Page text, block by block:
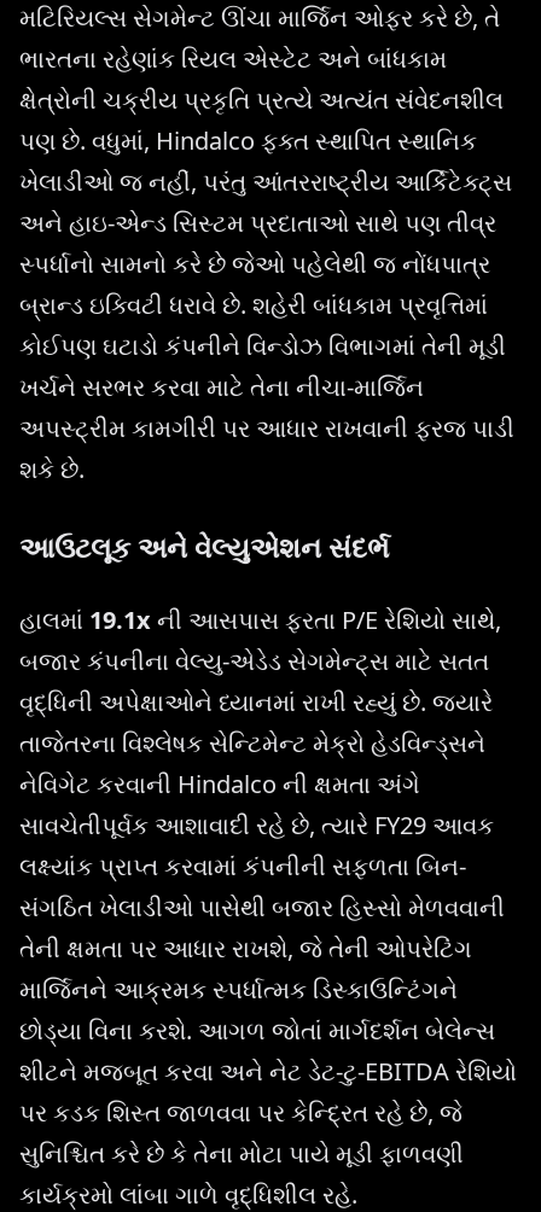
મટિરિયલ્સ સેગમેન્ટ ઊંચા માર્જિન ઓફર કરે છે, તે
ભારતના રહેણાંક રિયલ એસ્ટેટ અને બાંધકામ
ક્ષેત્રોની ચક્રીય પ્રકૃતિ પ્રત્યે અત્યંત સંવેદનશીલ
પણ છે. વધુમાં, Hindalco ફક્ત સ્થાપિત સ્થાનિક
ખેલાડીઓ જ નહીં, પરંતુ આંતરરાષ્ટ્રીય આર્કિટેક્ટ્સ
અને હાઇ-એન્ડ સિસ્ટમ પ્રદાતાઓ સાથે પણ તીવ્ર
સ્પર્ધાનો સામનો કરે છે જેઓ પહેલેથી જ નોંધપાત્ર
બ્રાન્ડ ઇક્વિટી ધરાવે છે. શહેરી બાંધકામ પ્રવૃત્તિમાં
કોઈપણ ઘટાડો કંપનીને વિન્ડોઝ વિભાગમાં તેની મૂડી
ખર્ચને સરભર કરવા માટે તેના નીચા-માર્જિન
અપસ્ટ્રીમ કામગીરી પર આધાર રાખવાની ફરજ પાડી
શકે છે.
આઉટલૂક અને વેલ્યુએશન સંદર્ભ
હાલમાં 19.1xની આસપાસ ફરતા P/E રેશિયો સાથે,
બજાર કંપનીના વેલ્યુ-એડેડ સેગમેન્ટ્સ માટે સતત
વૃદ્ધિની અપેક્ષાઓને ધ્યાનમાં રાખી રહ્યું છે. જ્યારે
તાજેતરના વિશ્લેષક સેન્ટિમેન્ટ મેક્રો હેડવિન્ડ્સને
નેવિગેટ કરવાની Hindalco ની ક્ષમતા અંગે
સાવચેતીપૂર્વક આશાવાદી રહે છે, ત્યારે FY29 આવક
લક્ષ્યાંક પ્રાપ્ત કરવામાં કંપનીની સફળતા બિન-
સંગઠિત ખેલાડીઓ પાસેથી બજાર હિસ્સો મેળવવાની
તેની ક્ષમતા પર આધાર રાખશે, જે તેની ઓપરેટિંગ
માર્જિનને આક્રમક સ્પર્ધાત્મક ડિસ્કાઉન્ટિંગને
છોડ્યા વિના કરશે. આગળ જોતાં માર્ગદર્શન બેલેન્સ
શીટને મજબૂત કરવા અને નેટ ડેટ-ટુ-EBITDA રેશિયો
પર કડક શિસ્ત જાળવવા પર કેન્દ્રિત રહે છે, જે
સુનિશ્ચિત કરે છે કે તેના મોટા પાયે મૂડી ફાળવણી
કાર્યક્રમો લાંબા ગાળે વૃદ્ધિશીલ રહે.